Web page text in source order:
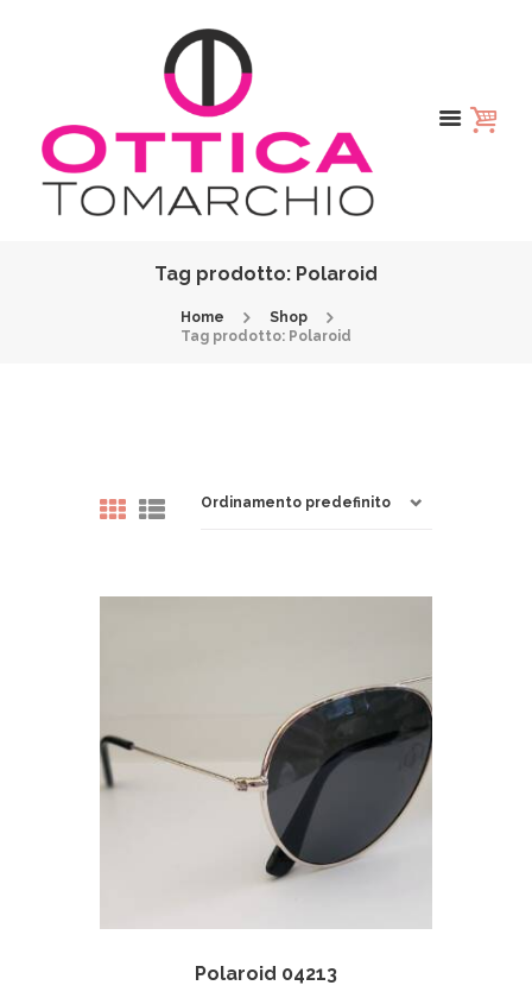
Tag prodotto: Polaroid
Home
Shop
Tag prodotto: Polaroid
Polaroid 04213